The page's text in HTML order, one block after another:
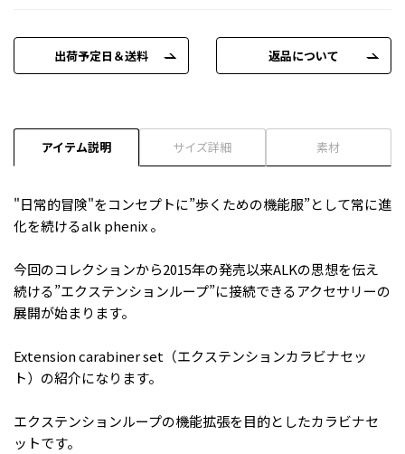
出荷予定日＆送料 返品について
アイテム説明 サイズ詳細 素材
"日常的冒険"をコンセプトに”歩くための機能服”として常に進
化を続けるalk phenix 。
今回のコレクションから2015年の発売以来ALKの思想を伝え
続ける”エクステンションループ”に接続できるアクセサリーの
展開が始まります。
Extension carabiner set（エクステンションカラビナセッ
ト）の紹介になります。
エクステンションループの機能拡張を目的としたカラビナセ
ットです。